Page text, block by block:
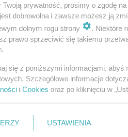
Twoją prywatność, prosimy o zgodę
dobrowolna i zawsze możesz ją
dolnym rogu strony
. Niektóre
prawo sprzeciwić się takiemu
się z poniższymi informacjami,
Szczegółowe informacje
i Cookies oraz po kliknięciu w
USTAWIENIA